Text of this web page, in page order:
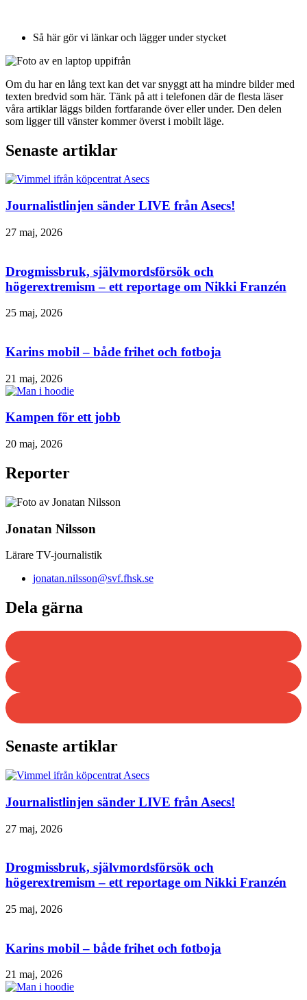
Så här gör vi länkar och lägger under stycket
Om du har en lång text kan det var snyggt att ha mindre bilder med
texten bredvid som här. Tänk på att i telefonen där de flesta läser
våra artiklar läggs bilden fortfarande över eller under. Den delen
som ligger till vänster kommer överst i mobilt läge.
Senaste artiklar
Journalistlinjen sänder LIVE från Asecs!
27 maj, 2026
Drogmissbruk, självmordsförsök och
högerextremism – ett reportage om Nikki Franzén
25 maj, 2026
Karins mobil – både frihet och fotboja
21 maj, 2026
Kampen för ett jobb
20 maj, 2026
Reporter
Jonatan Nilsson
Lärare TV-journalistik
jonatan.nilsson@svf.fhsk.se
Dela gärna
Senaste artiklar
Journalistlinjen sänder LIVE från Asecs!
27 maj, 2026
Drogmissbruk, självmordsförsök och
högerextremism – ett reportage om Nikki Franzén
25 maj, 2026
Karins mobil – både frihet och fotboja
21 maj, 2026